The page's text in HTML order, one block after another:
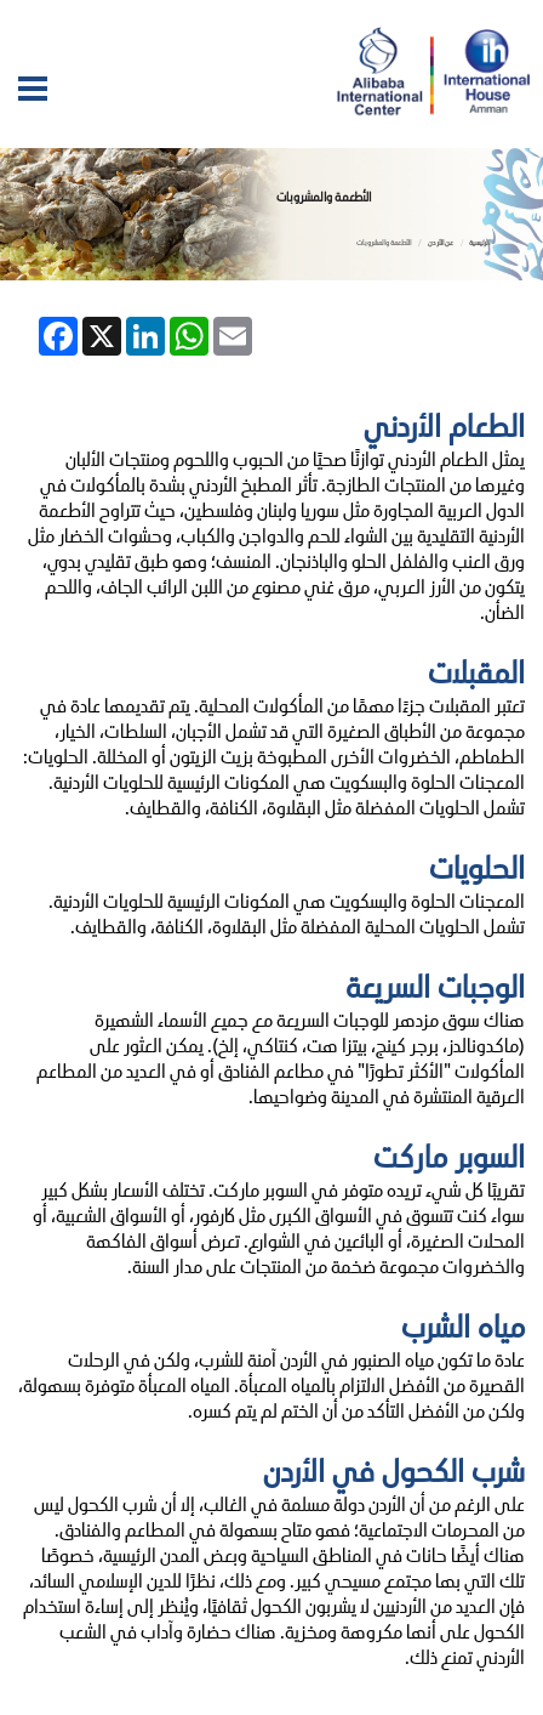
الأطعمة والمشروبات
الرئيسية عن الأردن الأطعمة والمشروبات
Facebook X
LinkedIn
WhatsAppEmail
الطعام الأردني
يمثل الطعام الأردني توازنًا صحيًا من الحبوب واللحوم ومنتجات الألبان
وغيرها من المنتجات الطازجة. تأثر المطبخ الأردني بشدة بالمأكولات في
الدول العربية المجاورة مثل سوريا ولبنان وفلسطين، حيث تتراوح الأطعمة
الأردنية التقليدية بين الشواء للحم والدواجن والكباب، وحشوات الخضار مثل
ورق العنب والفلفل الحلو والباذنجان. المنسف؛ وهو طبق تقليدي بدوي،
يتكون من الأرز العربي، مرق غني مصنوع من اللبن الرائب الجاف، واللحم
الضأن.
المقبلات
تعتبر المقبلات جزءًا مهمًا من المأكولات المحلية. يتم تقديمها عادة في
مجموعة من الأطباق الصغيرة التي قد تشمل الأجبان، السلطات، الخيار،
الطماطم، الخضروات الأخرى المطبوخة بزيت الزيتون أو المخللة. الحلويات:
المعجنات الحلوة والبسكويت هي المكونات الرئيسية للحلويات الأردنية.
تشمل الحلويات المفضلة مثل البقلاوة، الكنافة، والقطايف.
الحلويات
المعجنات الحلوة والبسكويت هي المكونات الرئيسية للحلويات الأردنية.
تشمل الحلويات المحلية المفضلة مثل البقلاوة، الكنافة، والقطايف.
الوجبات السريعة
هناك سوق مزدهر للوجبات السريعة مع جميع الأسماء الشهيرة
(ماكدونالدز، برجر كينج، بيتزا هت، كنتاكي، إلخ). يمكن العثور على
المأكولات "الأكثر تطورًا" في مطاعم الفنادق أو في العديد من المطاعم
العرقية المنتشرة في المدينة وضواحيها.
السوبر ماركت
تقريبًا كل شيء تريده متوفر في السوبر ماركت. تختلف الأسعار بشكل كبير
سواء كنت تتسوق في الأسواق الكبرى مثل كارفور، أو الأسواق الشعبية، أو
المحلات الصغيرة، أو البائعين في الشوارع. تعرض أسواق الفاكهة
والخضروات مجموعة ضخمة من المنتجات على مدار السنة.
مياه الشرب
عادة ما تكون مياه الصنبور في الأردن آمنة للشرب، ولكن في الرحلات
القصيرة من الأفضل الالتزام بالمياه المعبأة. المياه المعبأة متوفرة بسهولة،
ولكن من الأفضل التأكد من أن الختم لم يتم كسره.
شرب الكحول في الأردن
على الرغم من أن الأردن دولة مسلمة في الغالب، إلا أن شرب الكحول ليس
من المحرمات الاجتماعية؛ فهو متاح بسهولة في المطاعم والفنادق.
هناك أيضًا حانات في المناطق السياحية وبعض المدن الرئيسية، خصوصًا
تلك التي بها مجتمع مسيحي كبير. ومع ذلك، نظرًا للدين الإسلامي السائد،
فإن العديد من الأردنيين لا يشربون الكحول ثقافيًا، ويُنظر إلى إساءة استخدام
الكحول على أنها مكروهة ومخزية. هناك حضارة وآداب في الشعب
الأردني تمنع ذلك.